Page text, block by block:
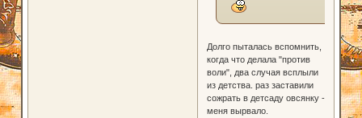
Долго пыталась вспомнить,
когда что делала "против
воли", два случая всплыли
из детства. раз заставили
сожрать в детсаду овсянку -
меня вырвало.